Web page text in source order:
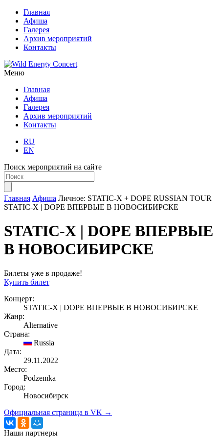
Главная
Афиша
Галерея
Архив мероприятий
Контакты
Меню
Главная
Афиша
Галерея
Архив мероприятий
Контакты
RU
EN
Поиск мероприятий на сайте
Главная Афиша Личное: STATIC-X + DOPE RUSSIAN TOUR
STATIC-X | DOPE ВПЕРВЫЕ В НОВОСИБИРСКЕ
STATIC-X | DOPE ВПЕРВЫЕ
В НОВОСИБИРСКЕ
Билеты уже в продаже!
Купить билет
Концерт:
STATIC-X | DOPE ВПЕРВЫЕ В НОВОСИБИРСКЕ
Жанр:
Alternative
Страна:
Russia
Дата:
29.11.2022
Место:
Podzemka
Город:
Новосибирск
Официальная страница в VK →
Наши партнеры